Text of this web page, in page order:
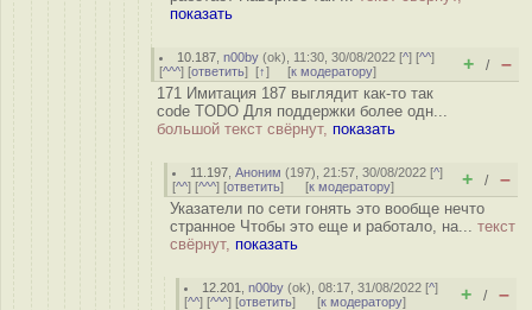
показать
10.187 ,n00by (ok), 11:30, 30/08/2022 [^] [^^]
[^^^] [ответить] [↑] [к модератору] + / –
171 Имитация 187 выглядит как-то так
code TODO Для поддержки более одн...
большой текст свёрнут, показать
11.197 ,Аноним (197), 21:57, 30/08/2022 [^]
[^^] [^^^] [ответить] [к модератору] + / –
Указатели по сети гонять это вообще нечто
странное Чтобы это еще и работало, на... текст
свёрнут, показать
12.201 ,n00by (ok), 08:17, 31/08/2022 [^]
[^^] [^^^] [ответить] [к модератору] + / –